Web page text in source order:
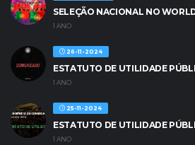
SELEÇÃO NACIONAL NO
1 ANO
26-11-2024
ESTATUTO DE UTILIDADE
1 ANO
25-11-2024
ESTATUTO DE UTILIDADE
1 ANO